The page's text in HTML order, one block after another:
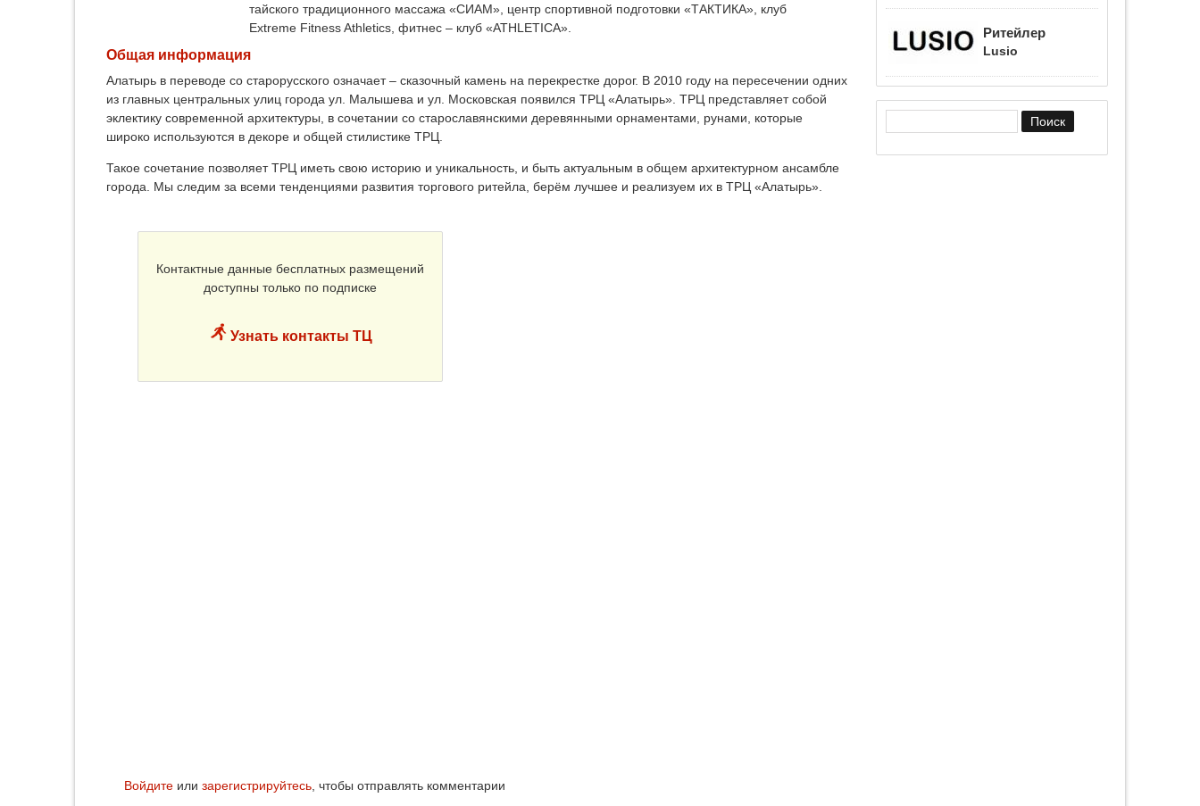
тайского традиционного массажа «СИАМ», центр спортивной подготовки «ТАКТИКА», клуб
Extreme Fitness Athletics, фитнес – клуб «ATHLETICA».
Общая информация
Алатырь в переводе со старорусского означает – сказочный камень на перекрестке дорог. В 2010 году на пересечении одних
из главных центральных улиц города ул. Малышева и ул. Московская появился ТРЦ «Алатырь». ТРЦ представляет собой
эклектику современной архитектуры, в сочетании со старославянскими деревянными орнаментами, рунами, которые
широко используются в декоре и общей стилистике ТРЦ.
Такое сочетание позволяет ТРЦ иметь свою историю и уникальность, и быть актуальным в общем архитектурном ансамбле
города. Мы следим за всеми тенденциями развития торгового ритейла, берём лучшее и реализуем их в ТРЦ «Алатырь».
Контактные данные бесплатных размещений
доступны только по подписке
Узнать контакты ТЦ
Войдите или зарегистрируйтесь , чтобы отправлять комментарии
Ритейлер
Lusio
Форма поиска